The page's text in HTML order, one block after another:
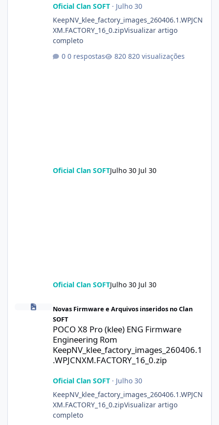
Oficial Clan SOFT· Julho 30
KeepNV_klee_factory_images_260406.1.WPJCN
XM.FACTORY_16_0.zipVisualizar artigo
completo
0 respostas
820 visualizações
Oficial Clan SOFTJulho 30 Jul 30
Oficial Clan SOFTJulho 30 Jul 30
POCO X8 Pro (klee) ENG Firmware Engineering Rom
Novas Firmware e Arquivos inseridos no Clan
SOFT
POCO X8 Pro (klee) ENG Firmware
Engineering Rom
KeepNV_klee_factory_images_260406.1
.WPJCNXM.FACTORY_16_0.zip
Oficial Clan SOFT· Julho 30
KeepNV_klee_factory_images_260406.1.WPJCN
XM.FACTORY_16_0.zipVisualizar artigo
completo